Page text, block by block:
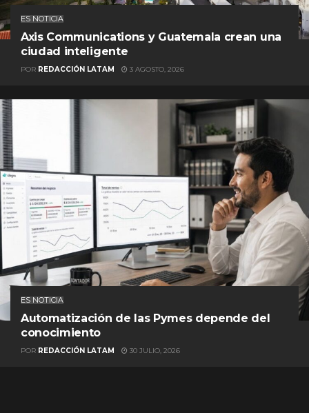
ES NOTICIA
Axis Communications y Guatemala crean una
ciudad inteligente
POR REDACCIÓN LATAM 3 AGOSTO, 2026
ES NOTICIA
Automatización de las Pymes depende del
conocimiento
POR REDACCIÓN LATAM 30 JULIO, 2026